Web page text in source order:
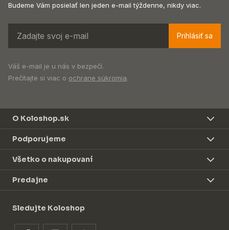
Budeme Vám posielať len jeden e-mail týždenne, nikdy viac.
Prihlásiť sa
Váš e-mail je u nás v bezpečí.
Prečítajte si viac o ochrane súkromia.
O Koloshop.sk
Podporujeme
Všetko o nakupovaní
Predajne
Sledujte Koloshop